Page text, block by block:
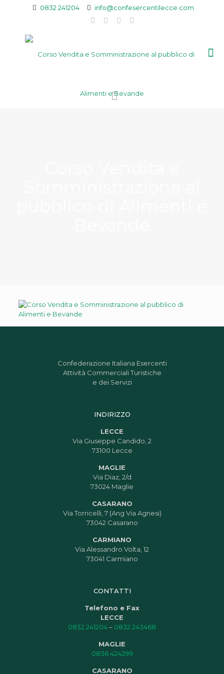
0832 241204 info@confesercentilecce.com
Confederazione Italiana Esercenti
Attività Commerciali Turistiche
e dei Servizi
INDIRIZZO
LECCE
Via Giuseppe Candido, 2
73100 Lecce
MAGLIE
Via Diaz, 2/d
73024 Maglie
CASARANO
Via Torricelli, 7 (Ang Via Agnesi)
73042 Casarano
CARMIANO
Via Alessandro Volta, 12
73041 Carmiano
CONTATTI
Telefono e Fax
LECCE
0832 241204– 0832 243468
MAGLIE
0836 424299
CASARANO